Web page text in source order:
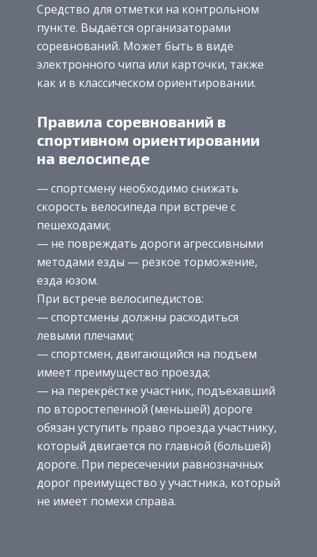
Средство для отметки на контрольном
пункте. Выдаётся организаторами
соревнований. Может быть в виде
электронного чипа или карточки, также
как и в классическом ориентировании.
Правила соревнований в
спортивном ориентировании
на велосипеде
— спортсмену необходимо снижать
скорость велосипеда при встрече с
пешеходами;
— не повреждать дороги агрессивными
методами езды — резкое торможение,
езда юзом.
При встрече велосипедистов:
— спортсмены должны расходиться
левыми плечами;
— спортсмен, двигающийся на подъем
имеет преимущество проезда;
— на перекрёстке участник, подъехавший
по второстепенной (меньшей) дороге
обязан уступить право проезда участнику,
который двигается по главной (большей)
дороге. При пересечении равнозначных
дорог преимущество у участника, который
не имеет помехи справа.